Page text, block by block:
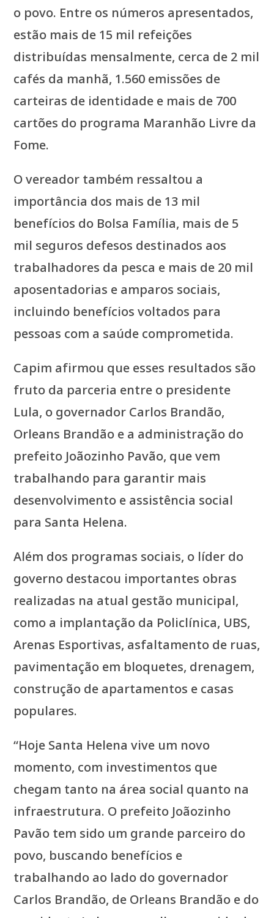
o povo. Entre os números apresentados,
estão mais de 15 mil refeições
distribuídas mensalmente, cerca de 2 mil
cafés da manhã, 1.560 emissões de
carteiras de identidade e mais de 700
cartões do programa Maranhão Livre da
Fome.
O vereador também ressaltou a
importância dos mais de 13 mil
benefícios do Bolsa Família, mais de 5
mil seguros defesos destinados aos
trabalhadores da pesca e mais de 20 mil
aposentadorias e amparos sociais,
incluindo benefícios voltados para
pessoas com a saúde comprometida.
Capim afirmou que esses resultados são
fruto da parceria entre o presidente
Lula, o governador Carlos Brandão,
Orleans Brandão e a administração do
prefeito Joãozinho Pavão, que vem
trabalhando para garantir mais
desenvolvimento e assistência social
para Santa Helena.
Além dos programas sociais, o líder do
governo destacou importantes obras
realizadas na atual gestão municipal,
como a implantação da Policlínica, UBS,
Arenas Esportivas, asfaltamento de ruas,
pavimentação em bloquetes, drenagem,
construção de apartamentos e casas
populares.
“Hoje Santa Helena vive um novo
momento, com investimentos que
chegam tanto na área social quanto na
infraestrutura. O prefeito Joãozinho
Pavão tem sido um grande parceiro do
povo, buscando benefícios e
trabalhando ao lado do governador
Carlos Brandão, de Orleans Brandão e do